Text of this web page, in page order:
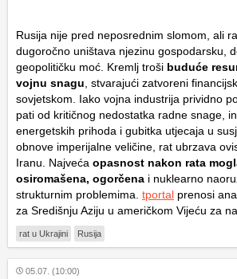
Rusija nije pred neposrednim slomom, ali
dugoročno uništava njezinu gospodarsku,
geopolitičku moć. Kremlj troši buduće
vojnu snagu, stvarajući zatvoreni
sovjetskom. Iako vojna industrija prividno
pati od kritičnog nedostatka radne snage,
energetskih prihoda i gubitka utjecaja u
obnove imperijalne veličine, rat ubrzava
Iranu. Najveća opasnost nakon rata
osiromašena, ogorčena i nuklearno
strukturnim problemima. tportal prenosi
za Središnju Aziju u američkom Vijeću za
rat u Ukrajini Rusija
05.07. (10:00)